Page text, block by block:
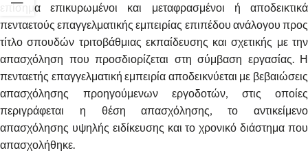
επίσημα επικυρωμένοι και μεταφρασμένοι ή αποδεικτικά
πενταετούς επαγγελματικής εμπειρίας επιπέδου ανάλογου προς
τίτλο σπουδών τριτοβάθμιας εκπαίδευσης και σχετικής με την
απασχόληση που προσδιορίζεται στη σύμβαση εργασίας. Η
πενταετής επαγγελματική εμπειρία αποδεικνύεται με βεβαιώσεις
απασχόλησης προηγούμενων εργοδοτών, στις οποίες
περιγράφεται η θέση απασχόλησης, το αντικείμενο
απασχόλησης υψηλής ειδίκευσης και το χρονικό διάστημα που
απασχολήθηκε.